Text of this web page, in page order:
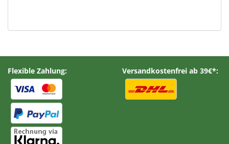
Flexible Zahlung: Versandkostenfrei ab 39€*: